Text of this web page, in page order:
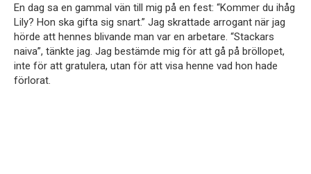
En dag sa en gammal vän till mig på en fest: “Kommer du ihåg
Lily? Hon ska gifta sig snart.” Jag skrattade arrogant när jag
hörde att hennes blivande man var en arbetare. “Stackars
naiva”, tänkte jag. Jag bestämde mig för att gå på bröllopet,
inte för att gratulera, utan för att visa henne vad hon hade
förlorat.